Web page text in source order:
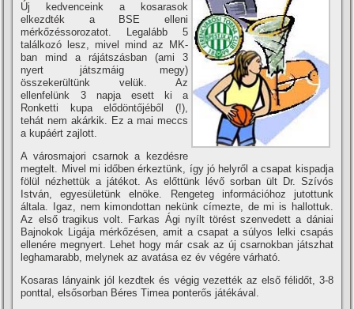
Új kedvenceink a kosarasok
elkezdték a BSE elleni
mérkőzéssorozatot. Legalább 5
találkozó lesz, mivel mind az MK-
ban mind a rájátszásban (ami 3
nyert játszmáig megy)
összekerültünk velük. Az
ellenfelünk 3 napja esett ki a
Ronketti kupa elődöntőjéből (!),
tehát nem akárkik. Ez a mai meccs
a kupáért zajlott.
A városmajori csarnok a kezdésre
megtelt. Mivel mi időben érkeztünk, í­gy jó helyről a csapat kispadja
fölül nézhettük a játékot. As előttünk lévő sorban ült Dr. Szí­vós
István, egyesületünk elnöke. Rengeteg információhoz jutottunk
általa. Igaz, nem kimondottan nekünk cí­mezte, de mi is hallottuk.
Az első tragikus volt. Farkas Ági nyí­lt törést szenvedett a dániai
Bajnokok Ligája mérkőzésen, amit a csapat a súlyos lelki csapás
ellenére megnyert. Lehet hogy már csak az új csarnokban játszhat
leghamarabb, melynek az avatása ez év végére várható.
Kosaras lányaink jól kezdtek és végig vezették az első félidőt, 3-8
ponttal, elsősorban Béres Timea ponterős játékával.